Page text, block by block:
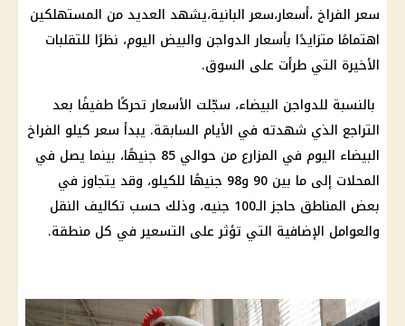
سعر الفراخ ،أسعار،سعر البانية،يشهد العديد من المستهلكين
اهتمامًا متزايدًا بأسعار الدواجن والبيض اليوم، نظرًا للتقلبات
الأخيرة التي طرأت على السوق.
بالنسبة للدواجن البيضاء، سجّلت الأسعار تحركًا طفيفًا بعد
التراجع الذي شهدته في الأيام السابقة. يبدأ سعر كيلو الفراخ
البيضاء اليوم في المزارع من حوالي 85 جنيهًا، بينما يصل في
المحلات إلى ما بين 90 و98 جنيهًا للكيلو، وقد يتجاوز في
بعض المناطق حاجز الـ100 جنيه، وذلك حسب تكاليف النقل
والعوامل الإضافية التي تؤثر على التسعير في كل منطقة.